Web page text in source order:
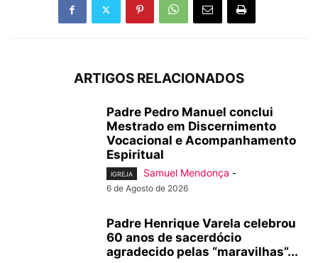
ARTIGOS RELACIONADOS
Padre Pedro Manuel conclui
Mestrado em Discernimento
Vocacional e Acompanhamento
Espiritual
IGREJA Samuel Mendonça -
6 de Agosto de 2026
Padre Henrique Varela celebrou
60 anos de sacerdócio
agradecido pelas “maravilhas”...